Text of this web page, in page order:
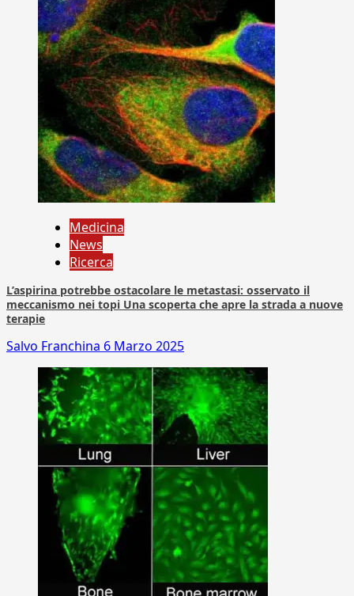
Medicina
News
Ricerca
L’aspirina potrebbe ostacolare le metastasi: osservato il
meccanismo nei topi Una scoperta che apre la strada a nuove
terapie
Salvo Franchina 6 Marzo 2025